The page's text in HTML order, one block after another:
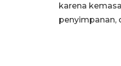
karena
penyimpanan,